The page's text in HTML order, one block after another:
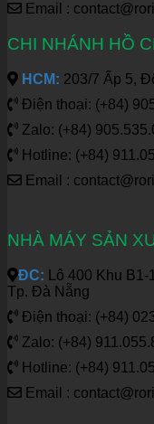
Email :
CHI NHÁNH HỒ
HCM: 203/7 Ấp 5,
Điện thoại: (+84)
Zalo: (+84)
Hotline: (+84)
Email :
NHÀ MÁY SẢN
ĐC: Lô 400 Khu
Tp. Đà Nẵng
Điện thoại: (+84)
Zalo: (+84)
Hotline: (+84)
Email :